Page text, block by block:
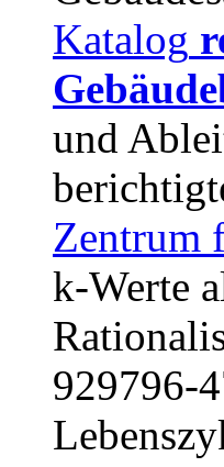
Katalog
und
Zentrum
k-Werte
929796-